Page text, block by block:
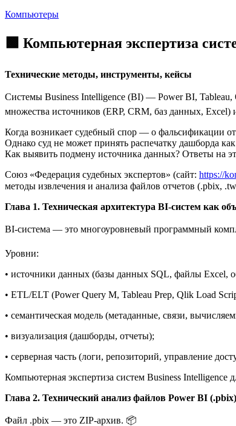
Компьютеры
🟩 Компьютерная экспертиза
Технические методы, инструменты, кейсы
Системы Business Intelligence (BI) — Power BI,
множества источников (ERP, CRM, баз данных, Excel)
Когда возникает судебный спор — о фальсификации
Однако суд не может принять распечатку дашборда
Как выявить подмену источника данных? Ответы на
Союз «Федерация судебных экспертов» (сайт: https://
методы извлечения и анализа файлов отчетов (.pbix,
Глава 1. Техническая архитектура BI-систем как
BI-система — это многоуровневый программный
Уровни:
• источники данных (базы данных SQL, файлы Excel,
• ETL/ELT (Power Query M, Tableau Prep, Qlik Load
• семантическая модель (метаданные, связи,
• визуализация (дашборды, отчеты);
• серверная часть (логи, репозиторий, управление
Компьютерная экспертиза систем Business Intelligence
Глава 2. Технический анализ файлов Power BI (.pbix)
Файл .pbix — это ZIP-архив. 📦